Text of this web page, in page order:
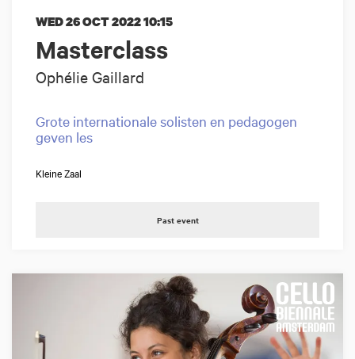
Masterclass
Ophélie Gaillard
WED 26 OCT 202210:15
Grote internationale solisten en pedagogen
geven les
Kleine Zaal
Past event